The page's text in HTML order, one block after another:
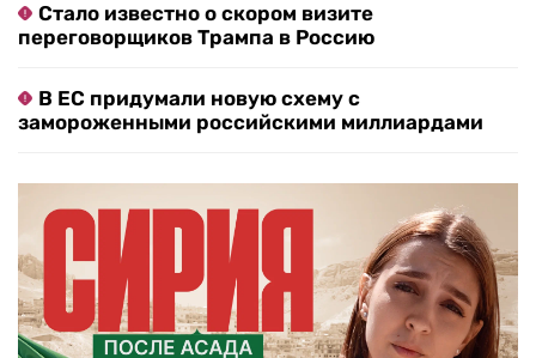
Стало известно о скором визите
переговорщиков Трампа в Россию
В ЕС придумали новую схему с
замороженными российскими миллиардами